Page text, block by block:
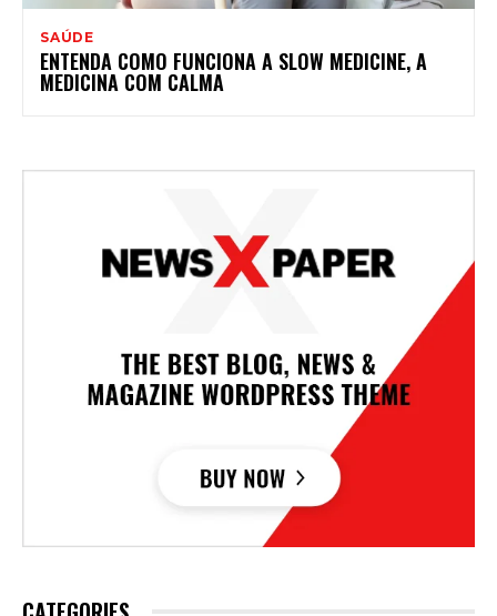
SAÚDE
ENTENDA COMO FUNCIONA A SLOW MEDICINE, A
MEDICINA COM CALMA